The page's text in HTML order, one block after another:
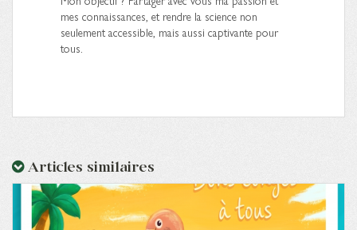
mes connaissances, et rendre la science non
seulement accessible, mais aussi captivante pour
tous.
Articles similaires